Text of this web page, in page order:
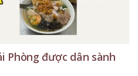
Phòng được dân sành